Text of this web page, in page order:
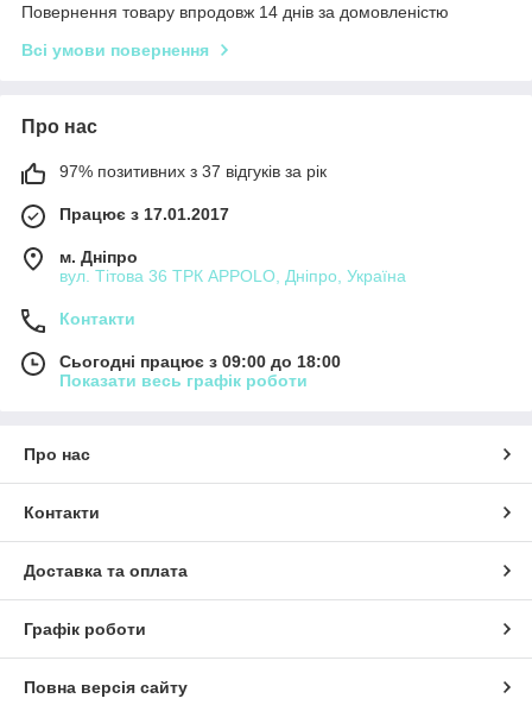
Повернення товару впродовж 14 днів за домовленістю
Всі умови повернення
Про нас
97% позитивних з 37 відгуків за рік
Працює з 17.01.2017
м. Дніпро
вул. Тітова 36 ТРК APPOLO, Дніпро, Україна
Контакти
Сьогодні працює з 09:00 до 18:00
Показати весь графік роботи
Про нас
Контакти
Доставка та оплата
Графік роботи
Повна версія сайту